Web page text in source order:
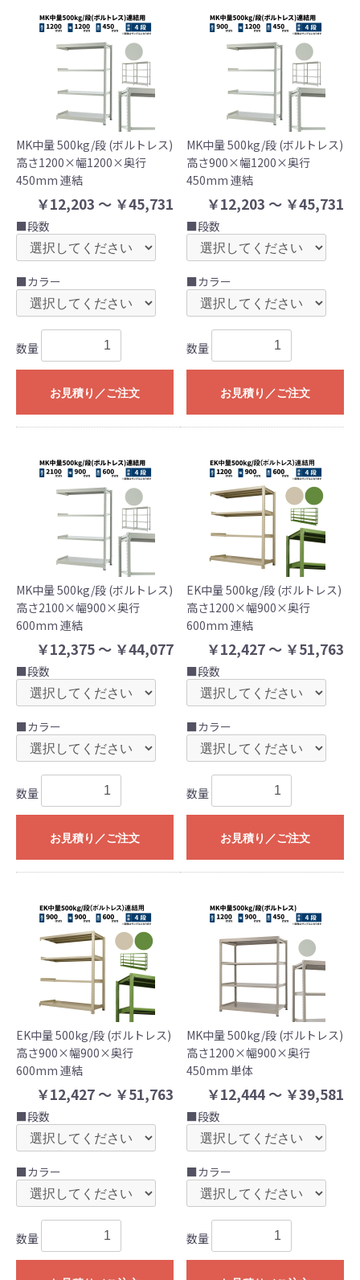
MK中量 500kg/段 (ボルトレス)
高さ1200×幅1200×奥行
450mm 連結
￥12,203 ～ ￥45,731
■段数
■カラー
数量
お見積り／ご注文
MK中量 500kg/段 (ボルトレス)
高さ900×幅1200×奥行
450mm 連結
￥12,203 ～ ￥45,731
■段数
■カラー
数量
お見積り／ご注文
MK中量 500kg/段 (ボルトレス)
高さ2100×幅900×奥行
600mm 連結
￥12,375 ～ ￥44,077
■段数
■カラー
数量
お見積り／ご注文
EK中量 500kg/段 (ボルトレス)
高さ1200×幅900×奥行
600mm 連結
￥12,427 ～ ￥51,763
■段数
■カラー
数量
お見積り／ご注文
EK中量 500kg/段 (ボルトレス)
高さ900×幅900×奥行
600mm 連結
￥12,427 ～ ￥51,763
■段数
■カラー
数量
MK中量 500kg/段 (ボルトレス)
高さ1200×幅900×奥行
450mm 単体
￥12,444 ～ ￥39,581
■段数
■カラー
数量